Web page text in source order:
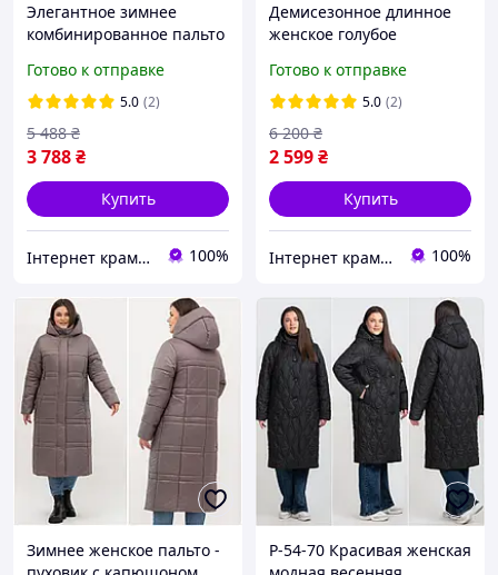
Элегантное зимнее
комбинированное пальто
Готово к отправке
5.0 (2)
3 788₴
5 488 ₴
Купить
Інтернет крамничка "Nika Star" 100%
Демисезонное длинное
женское голубое
высоким содержанием
шерсти
Готово к отправке
5.0 (2)
2 599₴
6 200 ₴
Купить
Інтернет крамничка "Nika Star" 100%
Зимнее женское пальто -
Р-54-70 Красивая женская